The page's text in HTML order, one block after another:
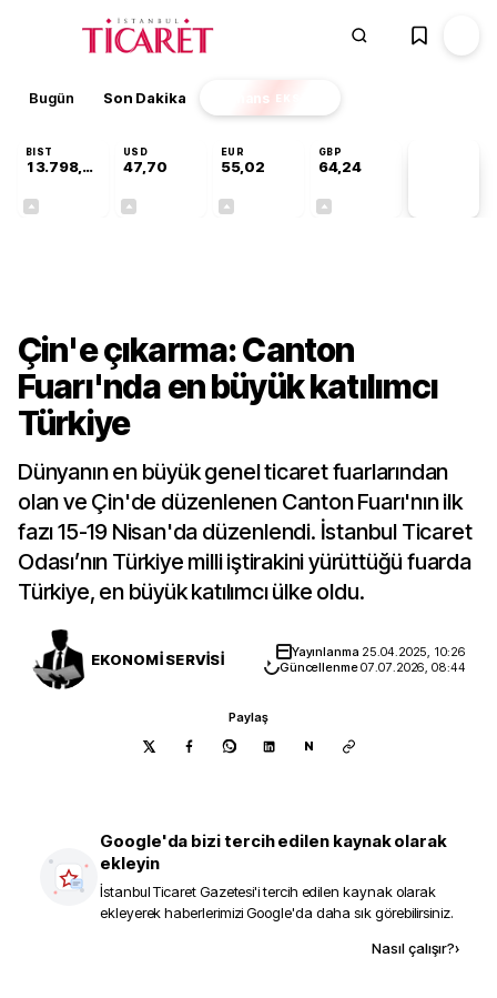
Bugün Son Dakika Finans EKSTRA
BIST
13.798,82
USD
47,70
EUR
55,02
GBP
64,24
Çin'e çıkarma: Canton
Fuarı'nda en büyük katılımcı
Türkiye
Dünyanın en büyük genel ticaret fuarlarından
olan ve Çin'de düzenlenen Canton Fuarı'nın ilk
fazı 15-19 Nisan'da düzenlendi. İstanbul Ticaret
Odası’nın Türkiye milli iştirakini yürüttüğü fuarda
Türkiye, en büyük katılımcı ülke oldu.
EKONOMİ SERVİSİ Yayınlanma 25.04.2025, 10:26
Güncellenme07.07.2026, 08:44
Paylaş
N
Google'da bizi tercih edilen kaynak olarak
ekleyin
İstanbul Ticaret Gazetesi'i tercih edilen kaynak olarak
ekleyerek haberlerimizi Google'da daha sık görebilirsiniz.
Nasıl çalışır?›